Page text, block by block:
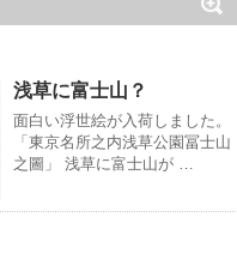
浅草に富士山？
面白い浮世絵が入荷しました。
「東京名所之内浅草公園冨士山
之圖」 浅草に富士山が …